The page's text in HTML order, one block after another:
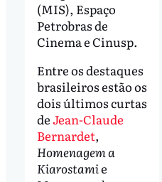
(MIS), Espaço
Petrobras de
Cinema e Cinusp.
Entre os destaques
brasileiros estão os
dois últimos curtas
deJean-Claude
Bernardet,
Homenagem a
Kiarostamie